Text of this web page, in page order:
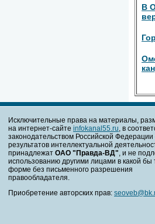
В
Исключительные права на материалы,
на интернет-сайте infokanal55.ru , в
законодательством Российской
результатов интеллектуальной
принадлежат ОАО "Правда-ВД" , и не
использованию другими лицами в какой бы
форме без письменного разрешения
правообладателя.
Приобретение авторских прав: